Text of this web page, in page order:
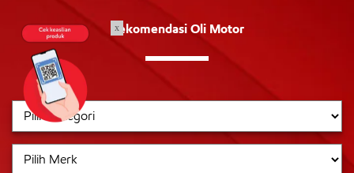
Rekomendasi Oli Motor
x